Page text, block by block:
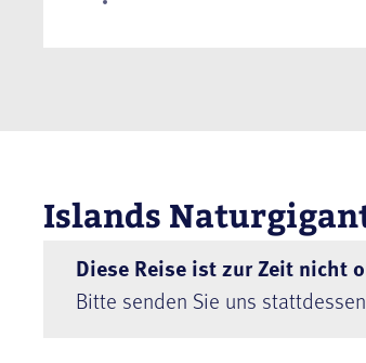
Islands
Diese Reise ist zur Zeit nicht
Bitte senden Sie uns